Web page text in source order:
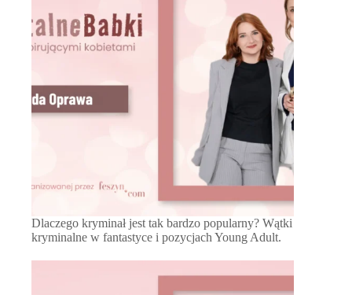
Dlaczego kryminał jest tak bardzo popularny? Wątki
kryminalne w fantastyce i pozycjach Young Adult.